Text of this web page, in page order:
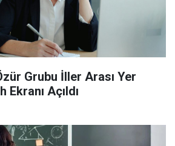
Grubu İller Arası Yer
Açıldı